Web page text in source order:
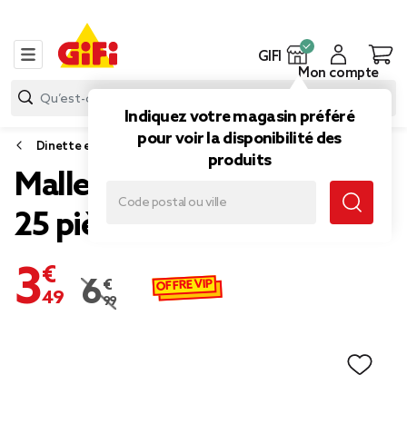
GIFI
Indiquez votre magasin préféré
pour voir la disponibilité des
produits
Mon compte
Dinette et jouet d'imitation
Mallette de jeu four à pizza
25 pièces
3,49 €
Prix remisé de 6,99 € à 3,49 €
6,99 € OFFRE VIP